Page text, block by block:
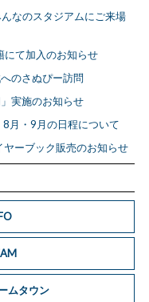
ムタウン
なのスタジアムにご来場
にて加入のお知らせ
のさぬぴー訪問
実施のお知らせ
8月・9月の日程について
ーブック販売のお知らせ